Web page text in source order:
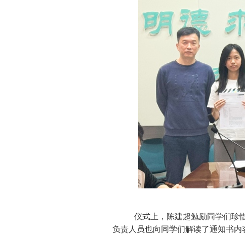
仪式上，陈建超勉励同学们珍
负责人员也向同学们解读了通知书内